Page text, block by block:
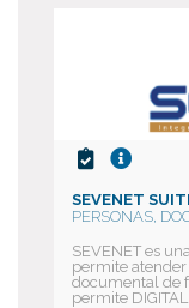
SEVENET
PERSONAS,
SEVENET es
permite atender
documental de
permite